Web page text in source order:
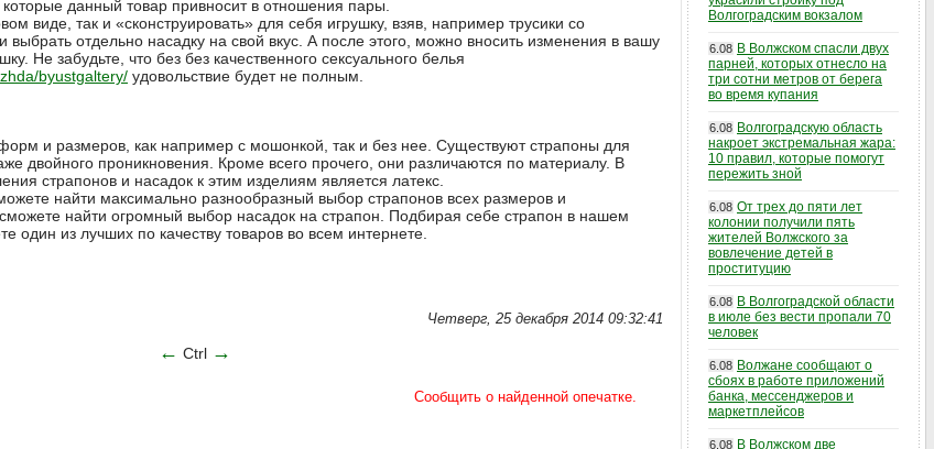
данный товар привносит в отношения пары.
виде, так и «сконструировать» для себя игрушку, взяв, например трусики со
отдельно насадку на свой вкус. А после этого, можно вносить изменения в вашу
Не забудьте, что без без качественного сексуального белья
byustgaltery/ удовольствие будет не полным.
и размеров, как например с мошонкой, так и без нее. Существуют страпоны для
двойного проникновения. Кроме всего прочего, они различаются по материалу. В
страпонов и насадок к этим изделиям является латекс.
найти максимально разнообразный выбор страпонов всех размеров и
найти огромный выбор насадок на страпон. Подбирая себе страпон в нашем
один из лучших по качеству товаров во всем интернете.
Четверг, 25 декабря 2014 09:32:41
← Ctrl →
Волгоградским вокзалом
6.08 В Волжском спасли двух
парней, которых отнесло на
три сотни метров от берега
во время купания
6.08 Волгоградскую область
накроет экстремальная жара:
10 правил, которые помогут
пережить зной
6.08 От трех до пяти лет
колонии получили пять
жителей Волжского за
вовлечение детей в
проституцию
6.08 В Волгоградской области
в июле без вести пропали 70
человек
6.08 Волжане сообщают о
сбоях в работе приложений
банка, мессенджеров и
маркетплейсов
6.08 В Волжском две